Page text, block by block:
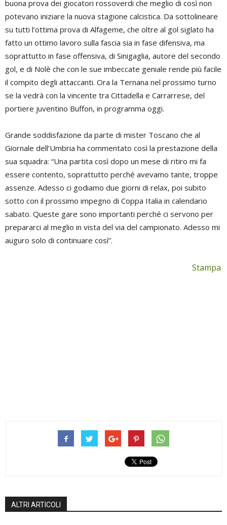
buona prova dei giocatori rossoverdi che meglio di così non
potevano iniziare la nuova stagione calcistica. Da sottolineare
su tutti l’ottima prova di Alfageme, che oltre al gol siglato ha
fatto un ottimo lavoro sulla fascia sia in fase difensiva, ma
soprattutto in fase offensiva, di Sinigaglia, autore del secondo
gol, e di Nolè che con le sue imbeccate geniale rende più facile
il compito degli attaccanti. Ora la Ternana nel prossimo turno
se la vedrà con la vincente tra Cittadella e Carrarrese, del
portiere juventino Buffon, in programma oggi.
Grande soddisfazione da parte di mister Toscano che al
Giornale dell’Umbria ha commentato così la prestazione della
sua squadra: “Una partita così dopo un mese di ritiro mi fa
essere contento, soprattutto perché avevamo tante, troppe
assenze. Adesso ci godiamo due giorni di relax, poi subito
sotto con il prossimo impegno di Coppa Italia in calendario
sabato. Queste gare sono importanti perché ci servono per
prepararci al meglio in vista del via del campionato. Adesso mi
auguro solo di continuare così”.
Stampa
ALTRI ARTICOLI